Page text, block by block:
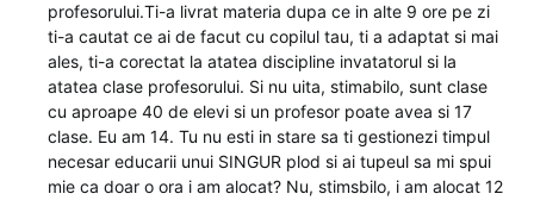
profesorului.Ti-a livrat materia dupa ce in alte 9 ore pe zi
ti-a cautat ce ai de facut cu copilul tau, ti a adaptat si mai
ales, ti-a corectat la atatea discipline invatatorul si la
atatea clase profesorului. Si nu uita, stimabilo, sunt clase
cu aproape 40 de elevi si un profesor poate avea si 17
clase. Eu am 14. Tu nu esti in stare sa ti gestionezi timpul
necesar educarii unui SINGUR plod si ai tupeul sa mi spui
mie ca doar o ora i am alocat? Nu, stimsbilo, i am alocat 12